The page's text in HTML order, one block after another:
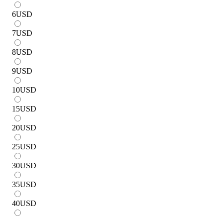
6USD
7USD
8USD
9USD
10USD
15USD
20USD
25USD
30USD
35USD
40USD